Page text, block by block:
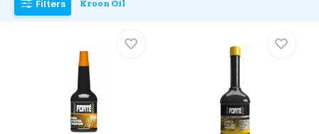
Filters Kroon Oil